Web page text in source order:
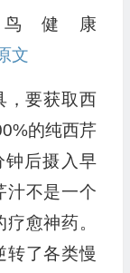
健康
文
，要获取西
的纯西芹
钟后摄入早
汁不是一个
愈神药。
转了各类慢